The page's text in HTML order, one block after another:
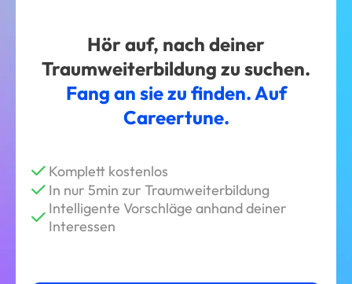
Hör auf, nach deiner
Traumweiterbildung zu suchen.
Fang an sie zu finden. Auf
Careertune.
Komplett kostenlos
In nur 5min zur Traumweiterbildung
Intelligente Vorschläge anhand deiner
Interessen